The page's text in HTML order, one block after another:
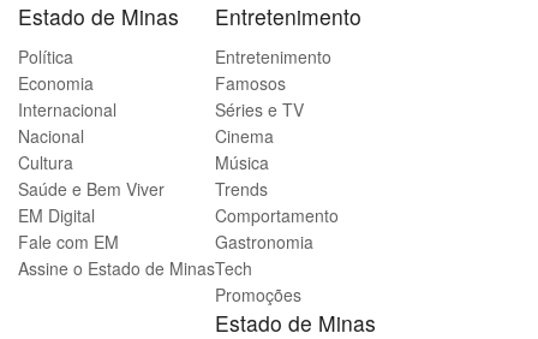
Estado de Minas
Política
Economia
Internacional
Nacional
Cultura
Saúde e Bem Viver
EM Digital
Fale com EM
Assine o Estado de Minas
Entretenimento
Entretenimento
Famosos
Séries e TV
Cinema
Música
Trends
Comportamento
Gastronomia
Tech
Promoções
Estado de Minas